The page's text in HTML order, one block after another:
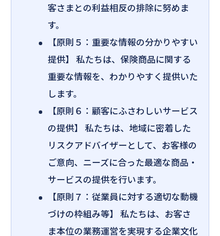
客さまとの利益相反の排除に努めま
す。
【原則５：重要な情報の分かりやすい
提供】 私たちは、保険商品に関する
重要な情報を、わかりやすく提供いた
します。
【原則６：顧客にふさわしいサービス
の提供】 私たちは、地域に密着した
リスクアドバイザーとして、お客様の
ご意向、ニーズに合った最適な商品・
サービスの提供を行います。
【原則７：従業員に対する適切な動機
づけの枠組み等】 私たちは、お客さ
ま本位の業務運営を実現する企業文化